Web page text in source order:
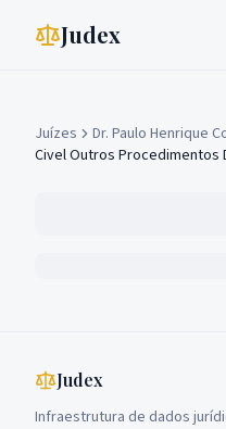
Judex
Juízes
Dr. Paulo Henrique
Civel Outros Procedimentos
Judex
Infraestrutura de dados